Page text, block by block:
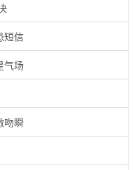
短信
气场
吻瞬